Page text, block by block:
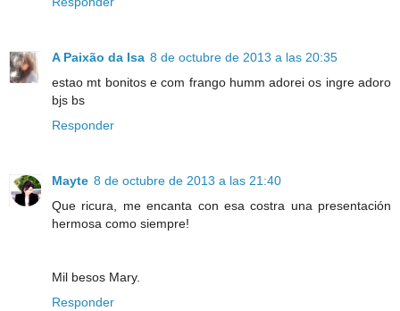
A Paixão da Isa 8 de octubre de 2013 a las 20:35
estao mt bonitos e com frango humm adorei os ingre adoro
bjs bs
Responder
Mayte 8 de octubre de 2013 a las 21:40
Que ricura, me encanta con esa costra una presentación
hermosa como siempre!
Mil besos Mary.
Responder